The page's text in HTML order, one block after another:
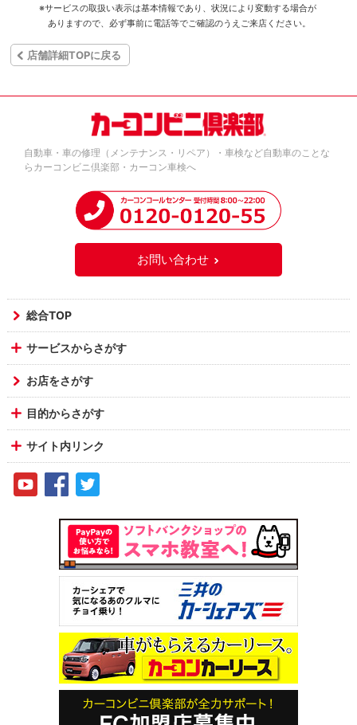
※サービスの取扱い表示は基本情報であり、状況により変動する場合が
ありますので、必ず事前に電話等でご確認のうえご来店ください。
店舗詳細TOPに戻る
自動車・車の修理（メンテナンス・リペア）・車検など自動車のことな
らカーコンビニ倶楽部・カーコン車検へ
お問い合わせ
総合TOP
サービスからさがす
お店をさがす
目的からさがす
サイト内リンク